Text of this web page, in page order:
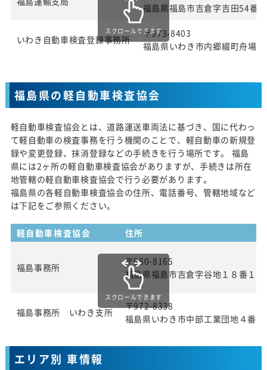
福島県福島市吉倉字吉田54番地
いわき自動車検査登録事務所
〒973-8403
福島県いわき市内郷綴町舟場1
スクロールできます
福島県の軽自動車検査協会
軽自動車検査協会とは、道路運送車両法に基づき、国に代わっ
て軽自動車の検査事務を行う機関のことで、軽自動車の新規登
録や変更登録、抹消登録などの手続きを行う場所です。 福島
県には2ヶ所の軽自動車検査協会がありますが、手続きは所在
地管轄の軽自動車検査協会で行う必要があります。
福島県の各軽自動車検査協会の住所、電話番号、管轄地域など
は下記をご参照ください。
軽自動車検査協会 住所
福島事務所
〒960-8165
福島県福島市吉倉字谷地１８番１
福島事務所 いわき支所
〒972-8338
福島県いわき市中部工業団地４番
スクロールできます
エリア別 車情報